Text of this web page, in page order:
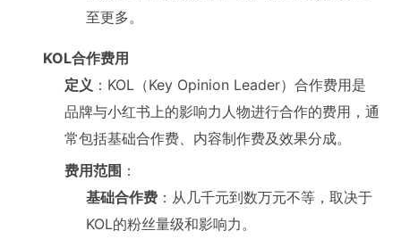
至更多。
KOL合作费用
定义 ：KOL（Key Opinion Leader）合作费用是
品牌与小红书上的影响力人物进行合作的费用，通
常包括基础合作费、内容制作费及效果分成。
费用范围 ：
基础合作费 ：从几千元到数万元不等，取决于
KOL的粉丝量级和影响力。